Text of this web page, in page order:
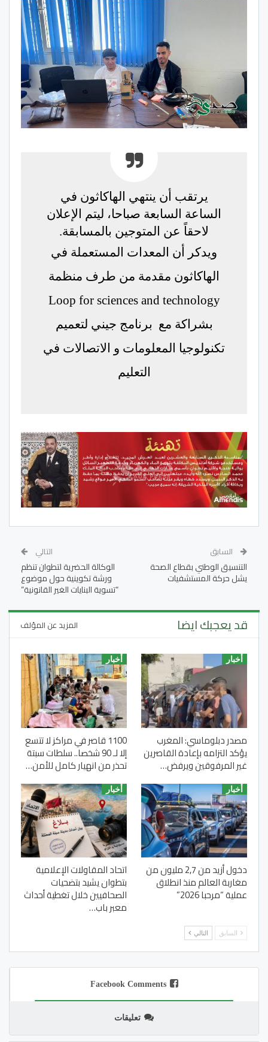
يرتقب أن ينتهي الهاكاثون في
الساعة السابعة صباحا، ليتم الإعلان
لاحقاً عن المتوجين بالمسابقة.
ويدكر أن المعدات المستعملة في
الهاكاثون مقدمة من طرف منظمة
Loop for sciences and technology
بشراكة مع برنامج جيني لتعميم
تكنولوجيا المعلومات و الاتصالات في
التعليم
السابق
التنسيق الوطني بقطاع الصحة
يشل حركة المستشفيات
التالي
الوكالة الحضرية لتطوان تنظم
ورشة تكوينية حول موضوع
“تسوية البنايات الغير القانونية”
قد يعجبك ايضا المزيد عن المؤلف
أخبار
مصدر دبلوماسي: المغرب
يؤكد التزامه بإعادة القاصرين
غير المرفوقين ويرفض…
أخبار
1100 قاصر في مراكز لا تتسع
إلا لـ 90 شخصا.. سلطات سبتة
تحذر من انهيار كامل للأمن…
أخبار
دخول أزيد من 2,7 مليون من
مغاربة العالم منذ انطلاق
عملية “مرحبا 2026”
أخبار
اتحاد المقاولات الإعلامية
بتطوان يشيد بتضحيات
الصحافيين خلال تغطية أحداث
معبر باب…
السابق التالي
Facebook Comments
تعليقات